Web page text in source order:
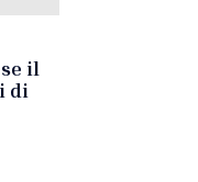
il
di